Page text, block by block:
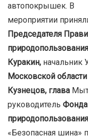
автопокрышек. В
мероприятии
Председателя
Куракин,
Московской
Кузнецов, глава
руководитель Фонда
«Безопасная шина»